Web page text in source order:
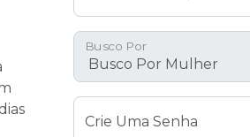
Busco Por
Crie Uma Senha